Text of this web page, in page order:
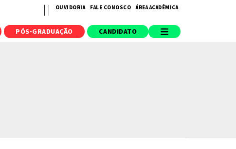
OUVIDORIA FALE CONOSCO ÁREA ACADÊMICA
PÓS-GRADUAÇÃO CANDIDATO